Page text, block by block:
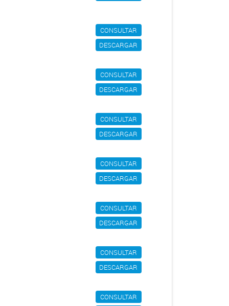
CONSULTAR
DESCARGAR
CONSULTAR
DESCARGAR
CONSULTAR
DESCARGAR
CONSULTAR
DESCARGAR
CONSULTAR
DESCARGAR
CONSULTAR
DESCARGAR
CONSULTAR